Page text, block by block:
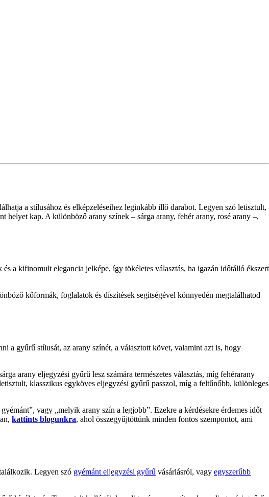
a stílusához és elképzeléseihez leginkább illő darabot. Legyen szó letisztult,
helyet kap. A különböző arany színek – sárga arany, fehér arany, rosé arany –,
és a kifinomult elegancia jelképe, így tökéletes választás, ha igazán időtálló ékszert
kőformák, foglalatok és díszítések segítségével könnyedén megtalálhatod
a gyűrű stílusát, az arany színét, a választott követ, valamint azt is, hogy
arany eljegyzési gyűrű lesz számára természetes választás, míg fehérarany
klasszikus egyköves eljegyzési gyűrű passzol, míg a feltűnőbb, különleges
vagy „melyik arany szín a legjobb”. Ezekre a kérdésekre érdemes időt
kattints blogunkra, ahol összegyűjtöttünk minden fontos szempontot, ami
Legyen szó gyémánt eljegyzési gyűrű vásárlásról, vagy egyszerűbb